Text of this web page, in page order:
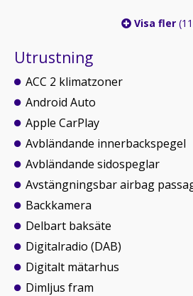
Visa fler
Utrustning
ACC 2 klimatzoner
Android Auto
Apple CarPlay
Avbländande innerbackspegel
Avbländande sidospeglar
Avstängningsbar airbag
Backkamera
Delbart baksäte
Digitalradio (DAB)
Digitalt mätarhus
Dimljus fram